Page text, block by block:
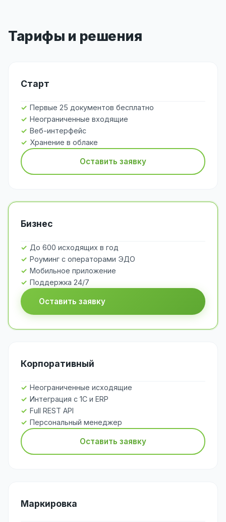
Тарифы и решения
Старт
Первые 25 документов бесплатно
Неограниченные входящие
Веб-интерфейс
Хранение в облаке
Оставить заявку
Бизнес
До 600 исходящих в год
Роуминг с операторами ЭДО
Мобильное приложение
Поддержка 24/7
Оставить заявку
Корпоративный
Неограниченные исходящие
Интеграция с 1С и ERP
Full REST API
Персональный менеджер
Оставить заявку
Маркировка